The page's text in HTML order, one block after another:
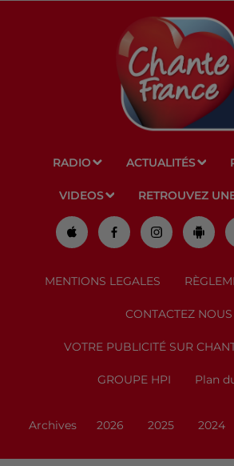
RADIO ACTUALITÉS
VIDEOS RETROUVEZ
MENTIONS LEGALES
CONTACTEZ NOUS
VOTRE PUBLICITÉ SUR
GROUPE HPI Plan
Archives 2026 2025 2024